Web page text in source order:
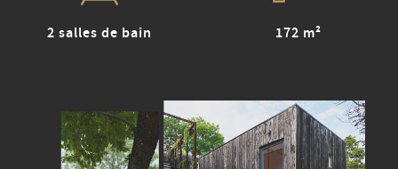
2 salles de bain 172 m²